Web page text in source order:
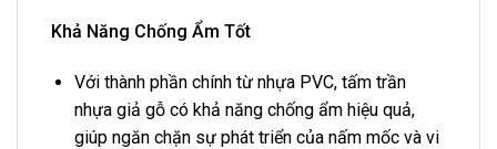
Khả Năng Chống Ẩm Tốt
Với thành phần chính từ nhựa PVC, tấm trần
nhựa giả gỗ có khả năng chống ẩm hiệu quả,
giúp ngăn chặn sự phát triển của nấm mốc và vi